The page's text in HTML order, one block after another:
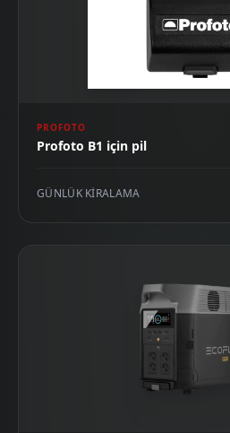
PROFOTO
Profoto B1 için pil
GÜNLÜK KIRALAMA